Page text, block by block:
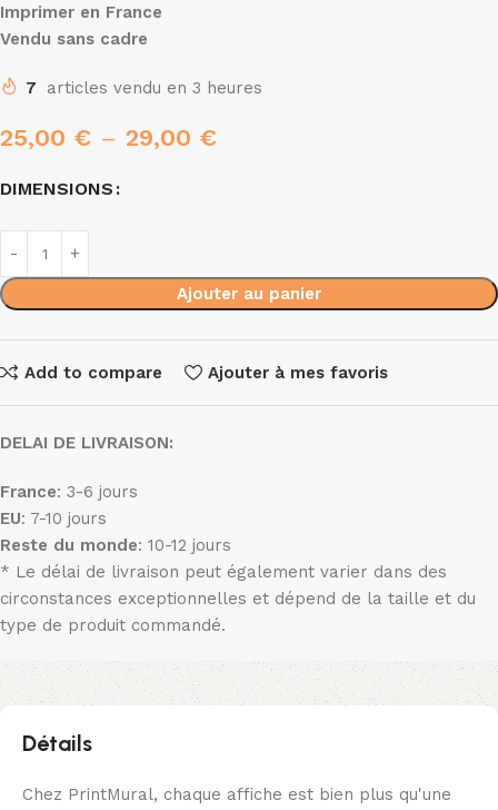
Imprimer en France
Vendu sans cadre
7 articles vendu en 3 heures
25,00 € – 29,00 €
DIMENSIONS
Ajouter au panier
Add to compare Ajouter à mes favoris
DELAI DE LIVRAISON:
France: 3-6 jours
EU: 7-10 jours
Reste du monde: 10-12 jours
* Le délai de livraison peut également varier dans des
circonstances exceptionnelles et dépend de la taille et du
type de produit commandé.
Détails
Chez PrintMural, chaque affiche est bien plus qu'une